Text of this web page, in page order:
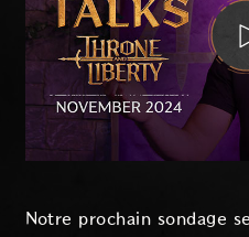
Notre prochain sondage